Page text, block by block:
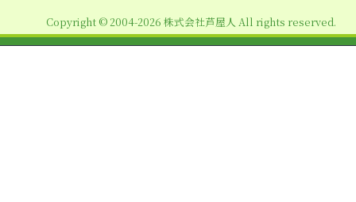
ン
Copyright © 2004-2026 株式会社芦屋人 All rights reserved.